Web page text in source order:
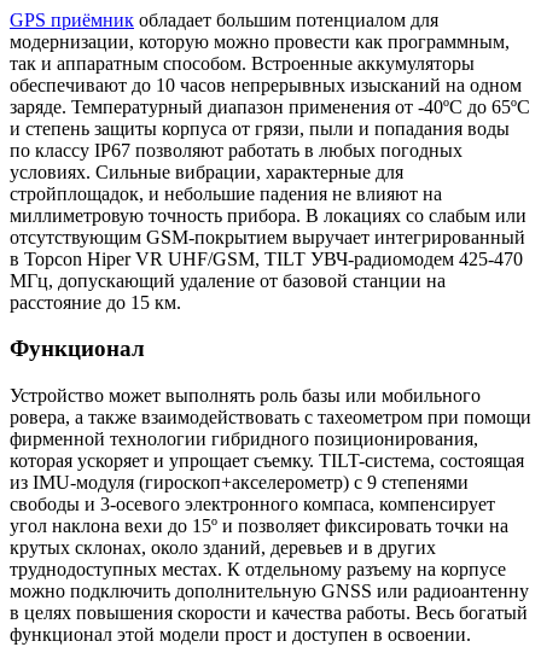
GPS приёмник обладает большим потенциалом для
модернизации, которую можно провести как программным,
так и аппаратным способом. Встроенные аккумуляторы
обеспечивают до 10 часов непрерывных изысканий на одном
заряде. Температурный диапазон применения от -40ºC до 65ºC
и степень защиты корпуса от грязи, пыли и попадания воды
по классу IP67 позволяют работать в любых погодных
условиях. Сильные вибрации, характерные для
стройплощадок, и небольшие падения не влияют на
миллиметровую точность прибора. В локациях со слабым или
отсутствующим GSM-покрытием выручает интегрированный
в Topcon Hiper VR UHF/GSM, TILT УВЧ-радиомодем 425-470
МГц, допускающий удаление от базовой станции на
расстояние до 15 км.
Функционал
Устройство может выполнять роль базы или мобильного
ровера, а также взаимодействовать с тахеометром при помощи
фирменной технологии гибридного позиционирования,
которая ускоряет и упрощает съемку. TILT-система, состоящая
из IMU-модуля (гироскоп+акселерометр) с 9 степенями
свободы и 3-осевого электронного компаса, компенсирует
угол наклона вехи до 15º и позволяет фиксировать точки на
крутых склонах, около зданий, деревьев и в других
труднодоступных местах. К отдельному разъему на корпусе
можно подключить дополнительную GNSS или радиоантенну
в целях повышения скорости и качества работы. Весь богатый
функционал этой модели прост и доступен в освоении.